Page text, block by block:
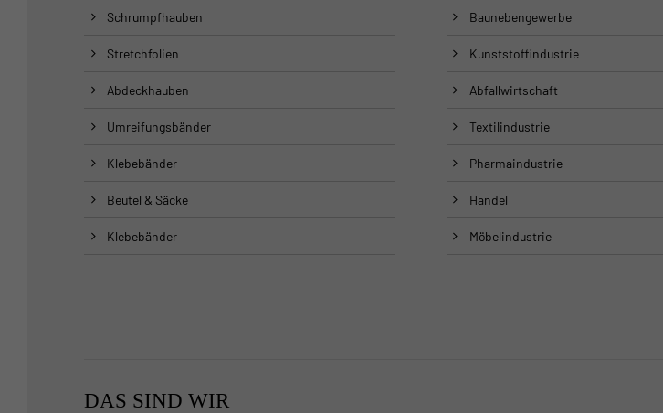
Schrumpfhauben
Stretchfolien
Abdeckhauben
Umreifungsbänder
Klebebänder
Beutel & Säcke
Klebebänder
Baunebengewerbe
Kunststoffindustrie
Abfallwirtschaft
Textilindustrie
Pharmaindustrie
Handel
Möbelindustrie
DAS SIND WIR